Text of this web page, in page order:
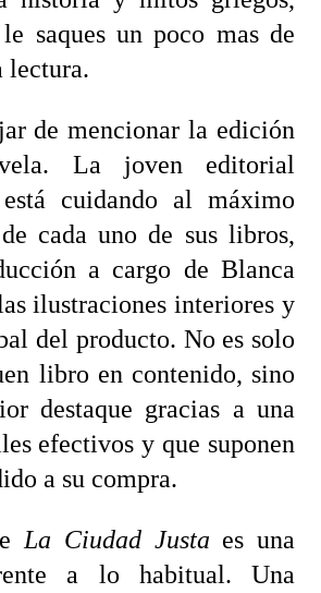
le saques un poco mas de
lectura.
de mencionar la edición
La joven editorial
cuidando al máximo
cada uno de sus libros,
a cargo de Blanca
ilustraciones interiores y
del producto. No es solo
libro en contenido, sino
destaque gracias a una
efectivos y que suponen
a su compra.
La Ciudad Justa es una
a lo habitual. Una